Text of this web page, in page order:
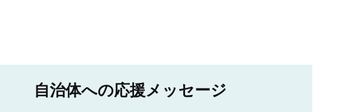
自治体への応援メッセージ